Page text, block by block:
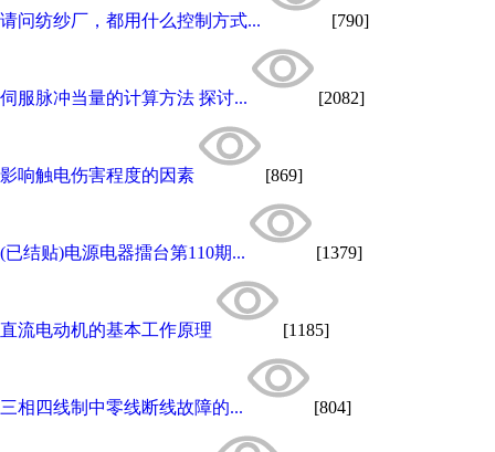
请问纺纱厂，都用什么控制方式... [790]
伺服脉冲当量的计算方法 探讨... [2082]
影响触电伤害程度的因素 [869]
(已结贴)电源电器擂台第110期... [1379]
直流电动机的基本工作原理 [1185]
三相四线制中零线断线故障的... [804]